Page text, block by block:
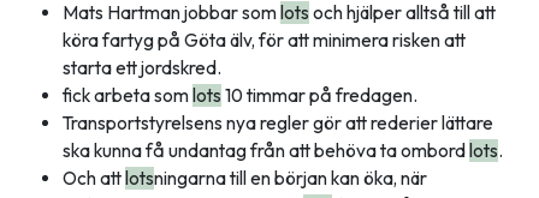
Mats Hartman jobbar somlots och hjälper alltså till att
köra fartyg på Göta älv, för att minimera risken att
starta ett jordskred.
fick arbeta somlots 10 timmar på fredagen.
Transportstyrelsens nya regler gör att rederier lättare
ska kunna få undantag från att behöva ta ombordlots.
Och attlotsningarna till en början kan öka, när